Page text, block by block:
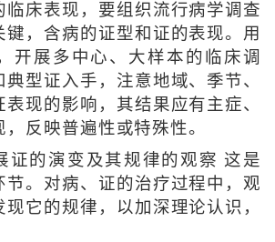
表现，要组织流行病学调查
键，含病的证型和证的表现。用
开展多中心、大样本的临床调
型证入手，注意地域、季节、
现的影响，其结果应有主症、
反映普遍性或特殊性。
的演变及其规律的观察 这是
节。对病、证的治疗过程中，观
它的规律，以加深理论认识，